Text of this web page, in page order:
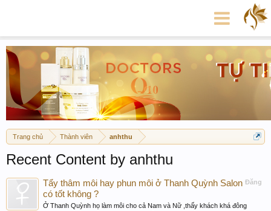
Trang chủ Thành viên anhthu
Recent Content by anhthu
Đăng
Tẩy thâm môi hay phun môi ở Thanh Quỳnh Salon
có tốt không ?
Ở Thanh Quỳnh họ làm môi cho cả Nam và Nữ ,thấy khách khá đông